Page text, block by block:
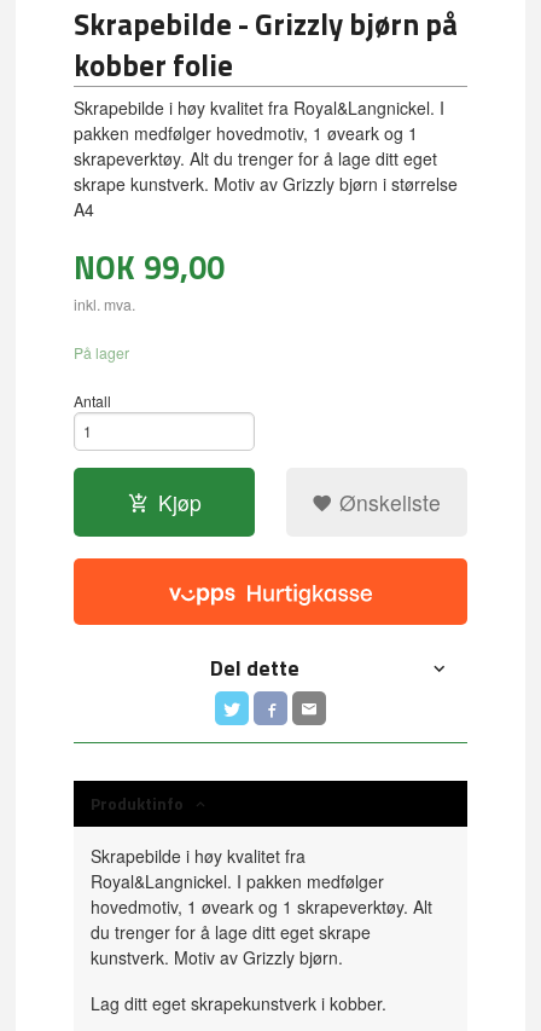
Skrapebilde - Grizzly bjørn på
kobber folie
Skrapebilde i høy kvalitet fra Royal&Langnickel. I
pakken medfølger hovedmotiv, 1 øveark og 1
skrapeverktøy. Alt du trenger for å lage ditt eget
skrape kunstverk. Motiv av Grizzly bjørn i størrelse
A4
NOK 99,00
inkl. mva.
På lager
Antall
Kjøp Ønskeliste
Del dette
Produktinfo
Skrapebilde i høy kvalitet fra
Royal&Langnickel. I pakken medfølger
hovedmotiv, 1 øveark og 1 skrapeverktøy. Alt
du trenger for å lage ditt eget skrape
kunstverk. Motiv av Grizzly bjørn.
Lag ditt eget skrapekunstverk i kobber.